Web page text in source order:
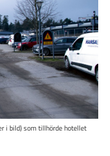
i bild) som tillhörde hotellet